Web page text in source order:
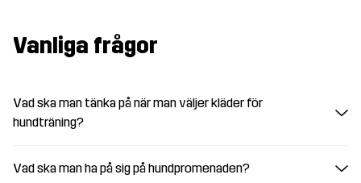
Vanliga frågor
Vad ska man tänka på när man väljer kläder för
hundträning?
Vad ska man ha på sig på hundpromenaden?